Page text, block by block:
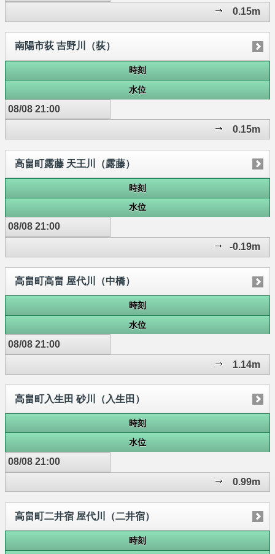
0.15m
南陽市荻 吉野川（荻）
時刻
水位
08/08 21:00
0.15m
高畠町露藤 天王川（露藤）
時刻
水位
08/08 21:00
-0.19m
高畠町高畠 屋代川（中橋）
時刻
水位
08/08 21:00
1.14m
高畠町入生田 砂川（入生田）
時刻
水位
08/08 21:00
0.99m
高畠町二井宿 屋代川（二井宿）
時刻